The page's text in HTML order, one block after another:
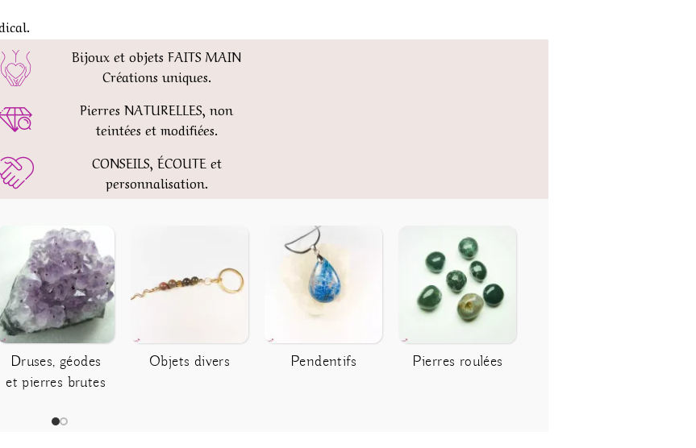
Bijoux et objets FAITS MAIN
Créations uniques.
Pierres NATURELLES, non
teintées et modifiées.
CONSEILS, ÉCOUTE et
personnalisation.
Druses, géodes
et pierres brutes
Objets divers Pendentifs Pierres roulées